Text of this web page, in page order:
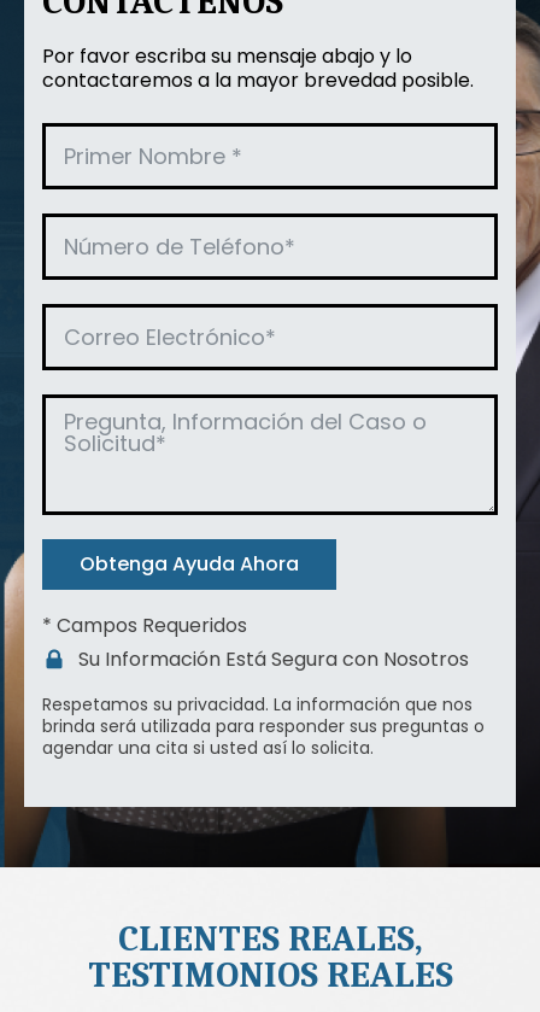
Por favor escriba su mensaje abajo y lo
contactaremos a la mayor brevedad posible.
Obtenga Ayuda Ahora
* Campos Requeridos
Su Información Está Segura con Nosotros
Respetamos su privacidad. La información que nos
brinda será utilizada para responder sus preguntas o
agendar una cita si usted así lo solicita.
CLIENTES REALES,
TESTIMONIOS REALES